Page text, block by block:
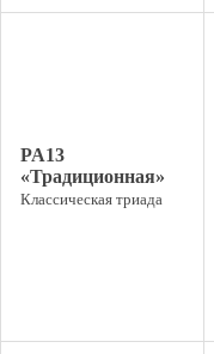
PA13
«Традиционная»
Классическая триада